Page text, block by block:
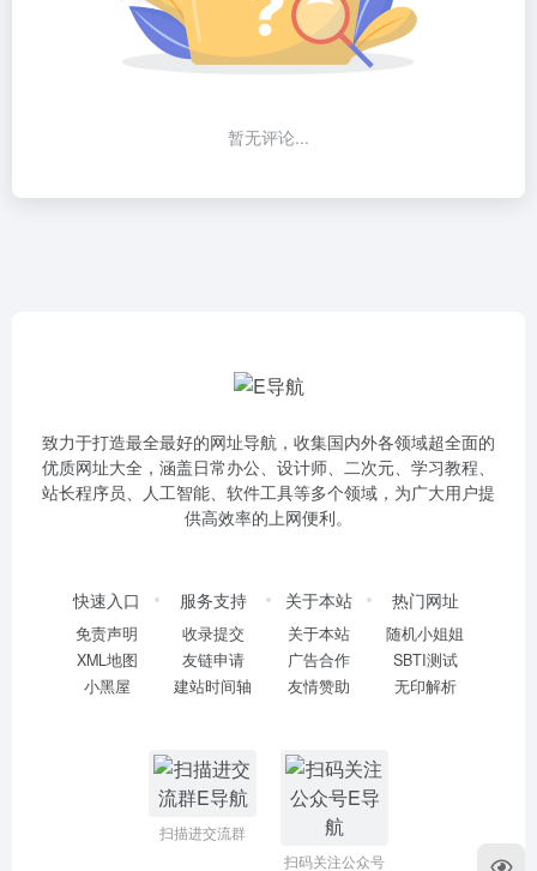
暂无评论...
致力于打造最全最好的网址导航，收集国内外各领域超全面的
优质网址大全，涵盖日常办公、设计师、二次元、学习教程、
站长程序员、人工智能、软件工具等多个领域，为广大用户提
供高效率的上网便利。
快速入口
免责声明
XML地图
小黑屋
服务支持
收录提交
友链申请
建站时间轴
关于本站
关于本站
广告合作
友情赞助
热门网址
随机小姐姐
SBTI测试
无印解析
扫描进交流群
扫码关注公众号